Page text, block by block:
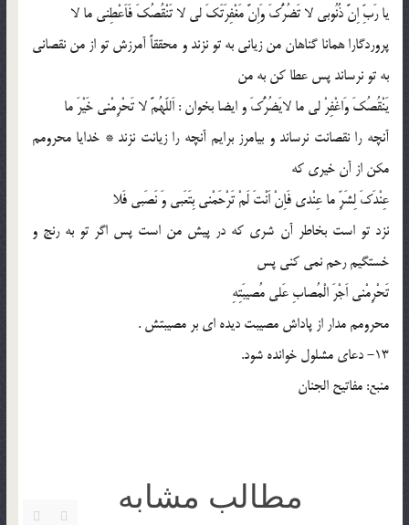
یا رَبِّ اِنَّ ذُنُوبى لا تَضُرُّكَ وَاِنَّ مَغْفِرَتَكَ لى لا تَنْقُصُكَ فَاَعْطِنى ما لا
پروردگارا همانا گناهان من زیانى به تو نزند و محققاً آمرزش تو از من نقصانى
به تو نرساند پس عطا كن به من
یَنْقُصُكَ وَاغْفِرْ لى ما لایَضُرُّكَ و ایضا بخوان : اَللّهُمَّ لا تَحْرِمْنى خَیْرَ ما
آنچه را نقصانت نرساند و بیامرز برایم آنچه را زیانت نزند * خدایا محرومم
مكن از آن خیرى كه
عِنْدَكَ لِشَرِّ ما عِنْدى فَاِنْ اَنْتَ لَمْ تَرْحَمْنى بِتَعَبى وَ نَصَبى فَلا
نزد تو است بخاطر آن شرى كه در پیش من است پس اگر تو به رنج و
خستگیم رحم نمى كنى پس
تَحْرِمْنى اَجْرَ الْمُصابِ عَلى مُصیبَتِهِ
محرومم مدار از پاداش مصیبت دیده اى بر مصیبتش .
13- دعای مشلول خوانده شود.
منبع: مفاتیح الجنان
مطالب مشابه